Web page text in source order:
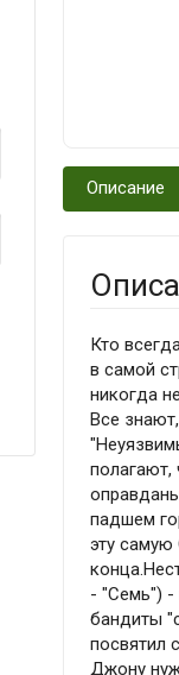
Описание
Кто
в самой
никогда
Все
полагают,
падшем
эту
- "Семь") -
бандиты
посвятил
Джону